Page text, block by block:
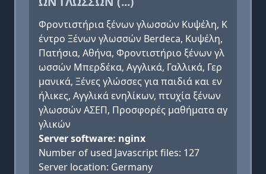
Φροντιστήρια ξένων γλωσσών Κυψέλη, Κ
έντρο Ξένων γλωσσών Berdeca, Κυψέλη,
Πατήσια, Αθήνα, Φροντιστήριο ξένων γλ
ωσσών Μπερδέκα, Αγγλικά, Γαλλικά, Γερ
μανικά, Ξένες γλώσσες για παιδιά και εν
ήλικες, Αγγλικά ενηλίκων, πτυχία ξένων
γλωσσών ΑΣΕΠ, Προσφορές μαθήματα αγ
γλικών
Server software: nginx
Number of used Javascript files: 127
Server location: Germany